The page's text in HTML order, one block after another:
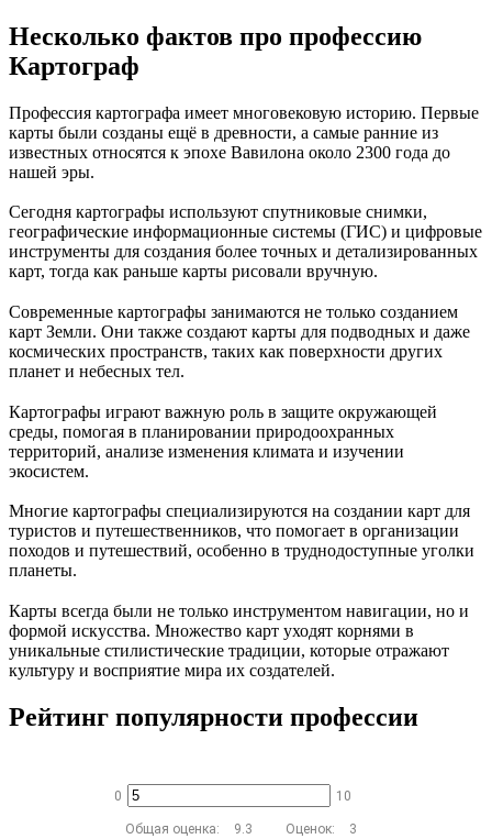
Несколько фактов про профессию
Картограф
Профессия картографа имеет многовековую историю. Первые
карты были созданы ещё в древности, а самые ранние из
известных относятся к эпохе Вавилона около 2300 года до
нашей эры.
Сегодня картографы используют спутниковые снимки,
географические информационные системы (ГИС) и цифровые
инструменты для создания более точных и детализированных
карт, тогда как раньше карты рисовали вручную.
Современные картографы занимаются не только созданием
карт Земли. Они также создают карты для подводных и даже
космических пространств, таких как поверхности других
планет и небесных тел.
Картографы играют важную роль в защите окружающей
среды, помогая в планировании природоохранных
территорий, анализе изменения климата и изучении
экосистем.
Многие картографы специализируются на создании карт для
туристов и путешественников, что помогает в организации
походов и путешествий, особенно в труднодоступные уголки
планеты.
Карты всегда были не только инструментом навигации, но и
формой искусства. Множество карт уходят корнями в
уникальные стилистические традиции, которые отражают
культуру и восприятие мира их создателей.
Рейтинг популярности профессии
0 10
Общая оценка: 9.3 Оценок: 3